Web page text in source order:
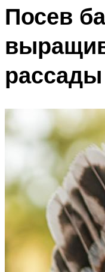
Посев
рассады